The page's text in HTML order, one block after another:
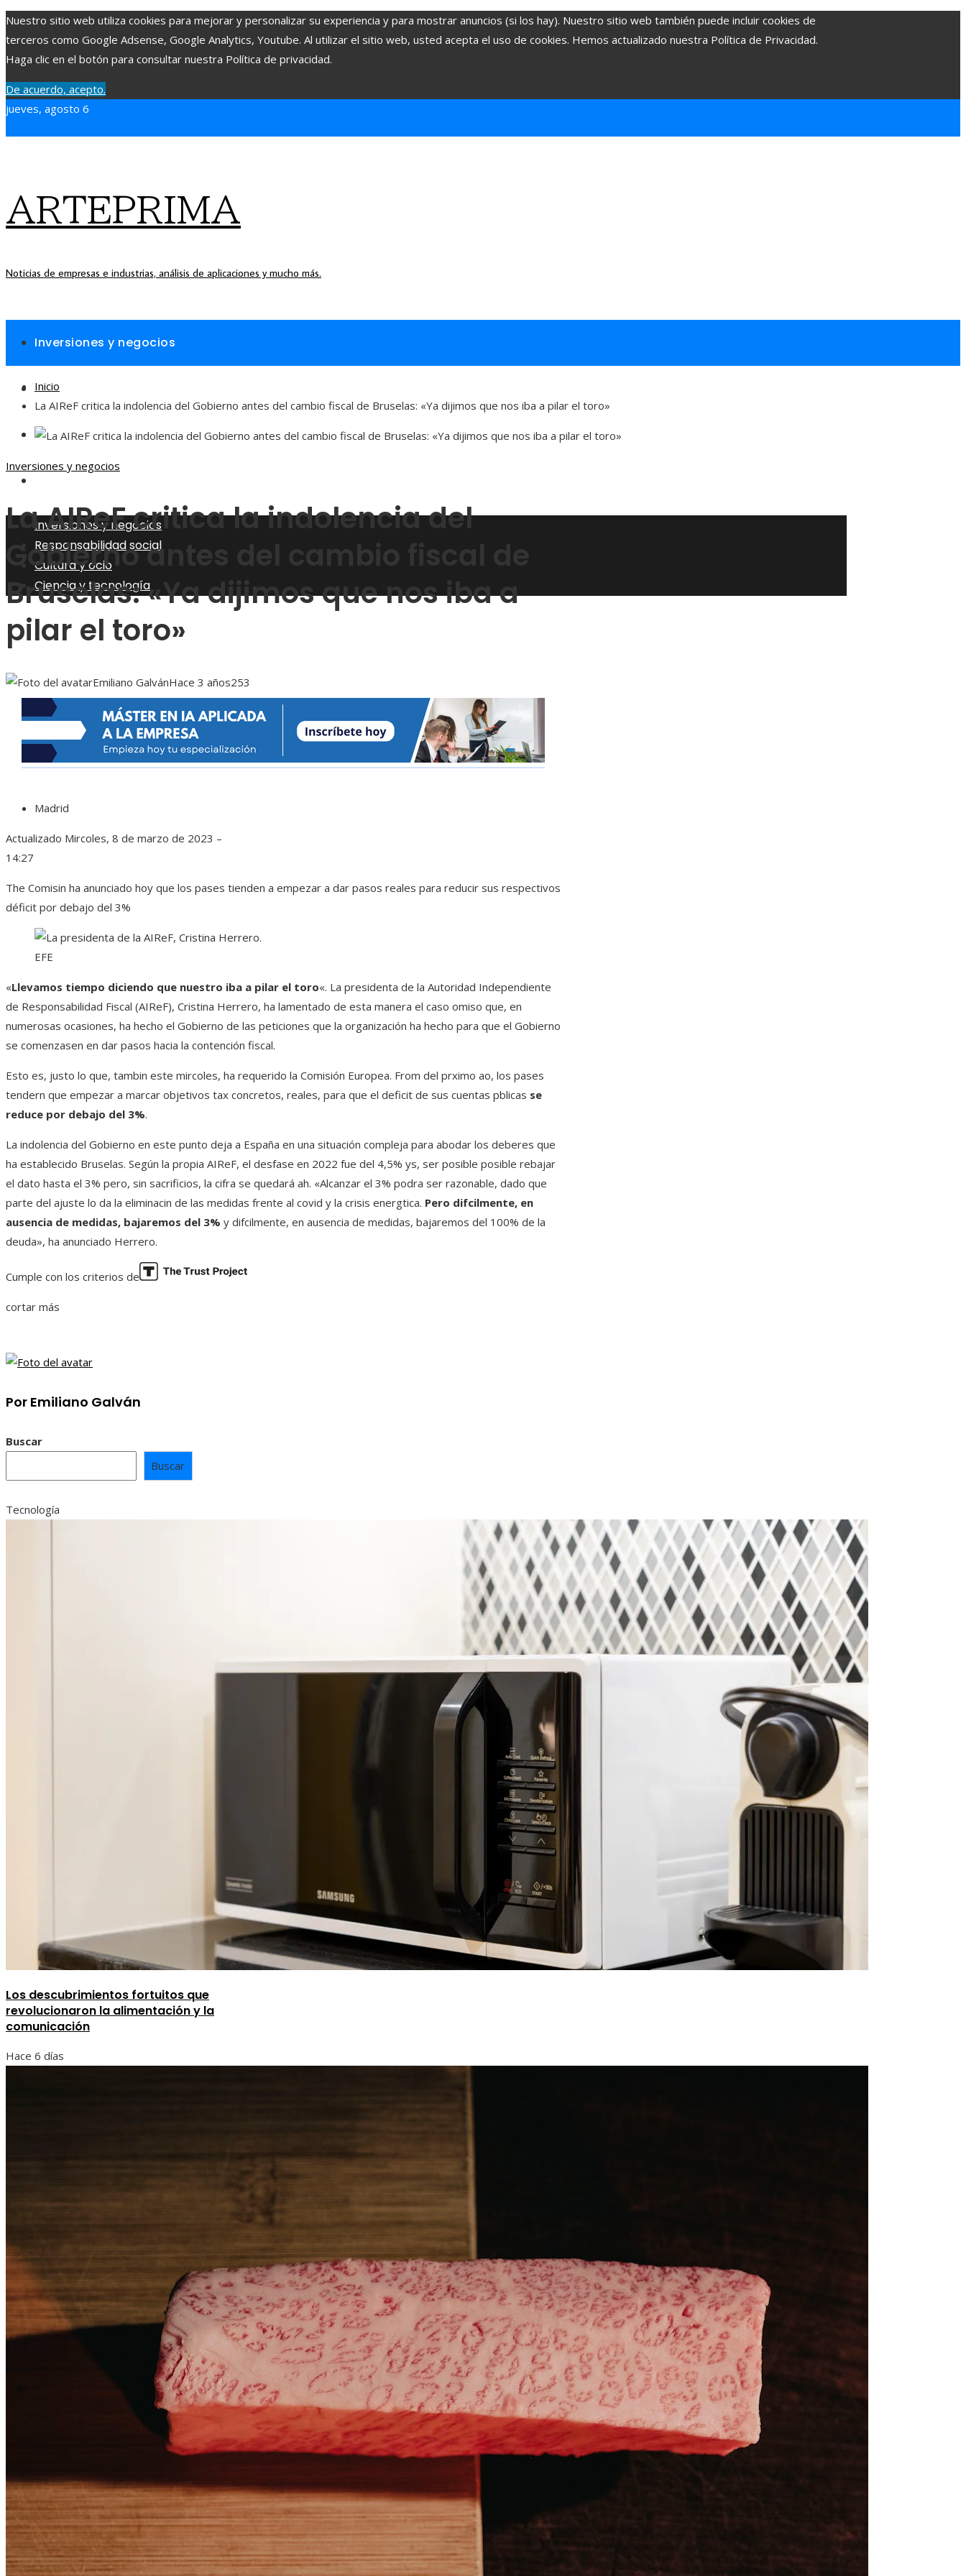
Nuestro sitio web utiliza cookies para mejorar y personalizar su experiencia y para mostrar anuncios (si los hay). Nuestro sitio web también puede incluir cookies de
terceros como Google Adsense, Google Analytics, Youtube. Al utilizar el sitio web, usted acepta el uso de cookies. Hemos actualizado nuestra Política de Privacidad.
Haga clic en el botón para consultar nuestra Política de privacidad.
De acuerdo, acepto.
jueves, agosto 6
ARTEPRIMA
Noticias de empresas e industrias, análisis de aplicaciones y mucho más.
Inversiones y negocios
Responsabilidad social
Cultura y ocio
Inversiones y negocios
Responsabilidad social
Cultura y ocio
Ciencia y tecnología
Inicio
La AIReF critica la indolencia del Gobierno antes del cambio fiscal de Bruselas: «Ya dijimos que nos iba a pilar el toro»
Inversiones y negocios
La AIReF critica la indolencia del
Gobierno antes del cambio fiscal de
Bruselas: «Ya dijimos que nos iba a
pilar el toro»
Emiliano GalvánHace 3 años253
Madrid
Actualizado Mircoles, 8 de marzo de 2023 –
14:27
The Comisin ha anunciado hoy que los pases tienden a empezar a dar pasos reales para reducir sus respectivos
déficit por debajo del 3%
EFE
«Llevamos tiempo diciendo que nuestro iba a pilar el toro«. La presidenta de la Autoridad Independiente
de Responsabilidad Fiscal (AIReF), Cristina Herrero, ha lamentado de esta manera el caso omiso que, en
numerosas ocasiones, ha hecho el Gobierno de las peticiones que la organización ha hecho para que el Gobierno
se comenzasen en dar pasos hacia la contención fiscal.
Esto es, justo lo que, tambin este mircoles, ha requerido la Comisión Europea. From del prximo ao, los pases
tendern que empezar a marcar objetivos tax concretos, reales, para que el deficit de sus cuentas pblicas se
reduce por debajo del 3%.
La indolencia del Gobierno en este punto deja a España en una situación compleja para abodar los deberes que
ha establecido Bruselas. Según la propia AIReF, el desfase en 2022 fue del 4,5% ys, ser posible posible rebajar
el dato hasta el 3% pero, sin sacrificios, la cifra se quedará ah. «Alcanzar el 3% podra ser razonable, dado que
parte del ajuste lo da la eliminacin de las medidas frente al covid y la crisis energtica. Pero difcilmente, en
ausencia de medidas, bajaremos del 3% y difcilmente, en ausencia de medidas, bajaremos del 100% de la
deuda», ha anunciado Herrero.
Cumple con los criterios de
cortar más
Por Emiliano Galván
Buscar
Buscar
Tecnología
Los descubrimientos fortuitos que
revolucionaron la alimentación y la
comunicación
Hace 6 días